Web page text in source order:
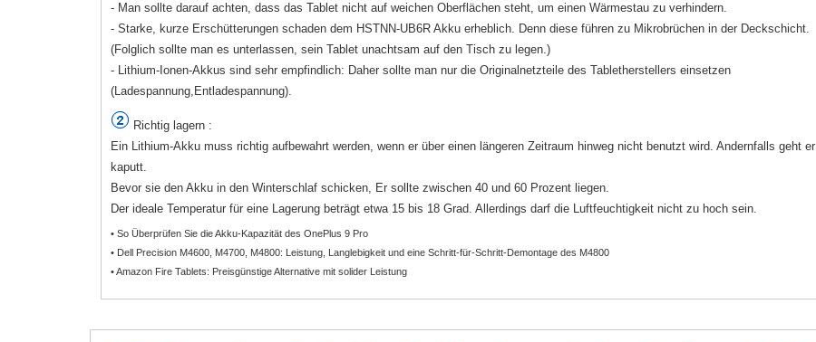
- Man sollte darauf achten, dass das Tablet nicht auf weichen Oberflächen steht, um einen Wärmestau zu verhindern.
- Starke, kurze Erschütterungen schaden dem HSTNN-UB6R Akku erheblich. Denn diese führen zu Mikrobrüchen in der Deckschicht.
(Folglich sollte man es unterlassen, sein Tablet unachtsam auf den Tisch zu legen.)
- Lithium-Ionen-Akkus sind sehr empfindlich: Daher sollte man nur die Originalnetzteile des Tabletherstellers einsetzen
(Ladespannung,Entladespannung).
Richtig lagern :
Ein Lithium-Akku muss richtig aufbewahrt werden, wenn er über einen längeren Zeitraum hinweg nicht benutzt wird. Andernfalls geht er
kaputt.
Bevor sie den Akku in den Winterschlaf schicken, Er sollte zwischen 40 und 60 Prozent liegen.
Der ideale Temperatur für eine Lagerung beträgt etwa 15 bis 18 Grad. Allerdings darf die Luftfeuchtigkeit nicht zu hoch sein.
• So Überprüfen Sie die Akku-Kapazität des OnePlus 9 Pro
• Dell Precision M4600, M4700, M4800: Leistung, Langlebigkeit und eine Schritt-für-Schritt-Demontage des M4800
• Amazon Fire Tablets: Preisgünstige Alternative mit solider Leistung